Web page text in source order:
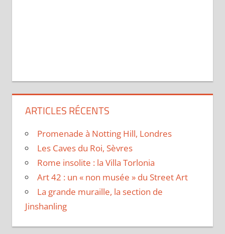
ARTICLES RÉCENTS
Promenade à Notting Hill, Londres
Les Caves du Roi, Sèvres
Rome insolite : la Villa Torlonia
Art 42 : un « non musée » du Street Art
La grande muraille, la section de
Jinshanling